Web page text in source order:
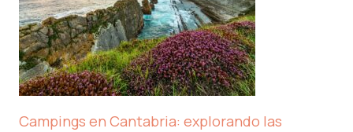
Campings en Cantabria: explorando las